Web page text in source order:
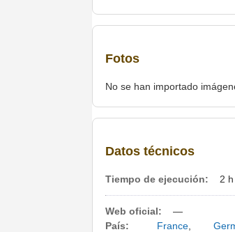
Fotos
No se han importado
Datos técnicos
Tiempo de ejecución: 2
Web oficial:
—
País:
France